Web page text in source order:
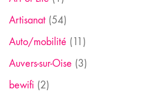
Artisanat (54)
Auto/mobilité (11)
Auvers-sur-Oise (3)
bewifi (2)